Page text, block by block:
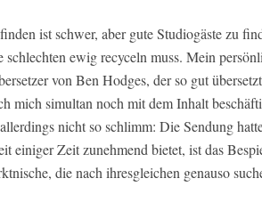
ist schwer, aber gute Studiogäste zu
schlechten ewig recyceln muss. Mein
von Ben Hodges, der so gut
mich simultan noch mit dem Inhalt
nicht so schlimm: Die Sendung
einiger Zeit zunehmend bietet, ist das
die nach ihresgleichen genauso